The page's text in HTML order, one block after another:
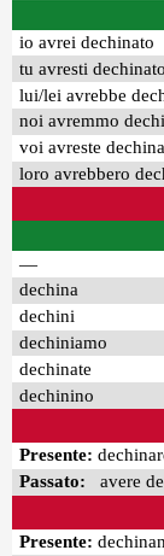
io avrei dechinato
tu avresti dechinato
lui/lei avrebbe
noi avremmo
voi avreste
loro avrebbero
—
dechina
dechini
dechiniamo
dechinate
dechinino
Presente:
Passato: avere
Presente: